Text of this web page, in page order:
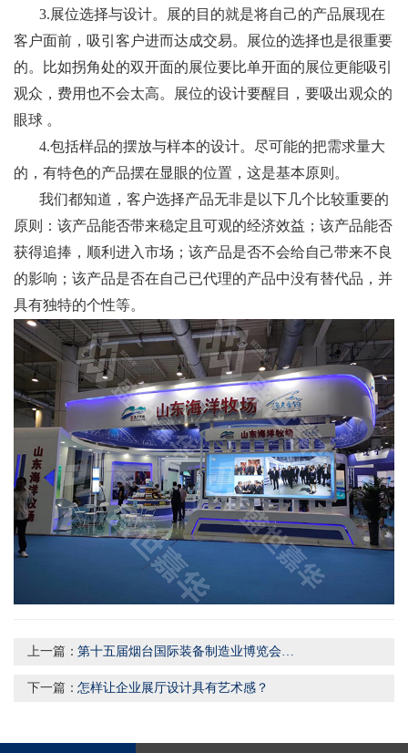
3.展位选择与设计。展的目的就是将自己的产品展现在
客户面前，吸引客户进而达成交易。展位的选择也是很重要
的。比如拐角处的双开面的展位要比单开面的展位更能吸引
观众，费用也不会太高。展位的设计要醒目，要吸出观众的
眼球 。
4.包括样品的摆放与样本的设计。尽可能的把需求量大
的，有特色的产品摆在显眼的位置，这是基本原则。
我们都知道，客户选择产品无非是以下几个比较重要的
原则：该产品能否带来稳定且可观的经济效益；该产品能否
获得追捧，顺利进入市场；该产品是否不会给自己带来不良
的影响；该产品是否在自己已代理的产品中没有替代品，并
具有独特的个性等。
上一篇： 第十五届烟台国际装备制造业博览会将在烟台国际博览中心盛大启幕。
下一篇：怎样让企业展厅设计具有艺术感？